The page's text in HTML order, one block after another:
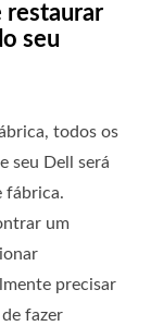
restaurar
seu
todos os
seu Dell será
fábrica.
um
precisar
fazer